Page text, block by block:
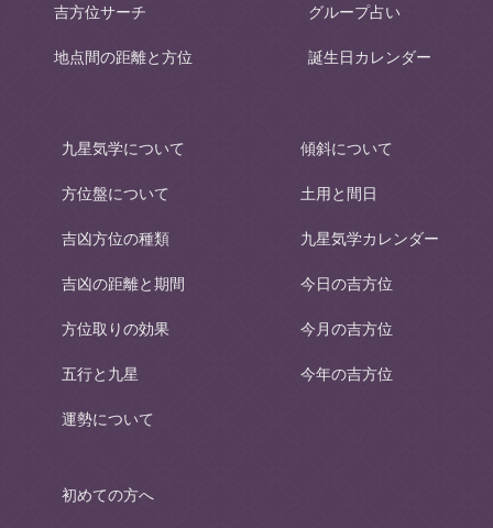
吉方位サーチ
地点間の距離と方位
グループ占い
誕生日カレンダー
九星気学について
方位盤について
吉凶方位の種類
吉凶の距離と期間
方位取りの効果
五行と九星
運勢について
傾斜について
土用と間日
九星気学カレンダー
今日の吉方位
今月の吉方位
今年の吉方位
初めての方へ